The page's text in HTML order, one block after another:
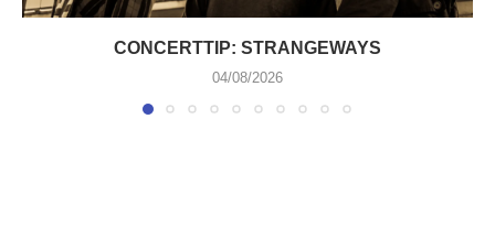
CONCERTTIP: STRANGEWAYS
04/08/2026